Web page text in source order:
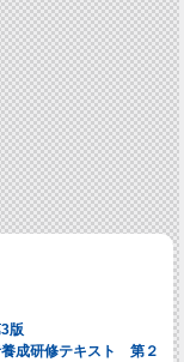
版
成研修テキスト 第２